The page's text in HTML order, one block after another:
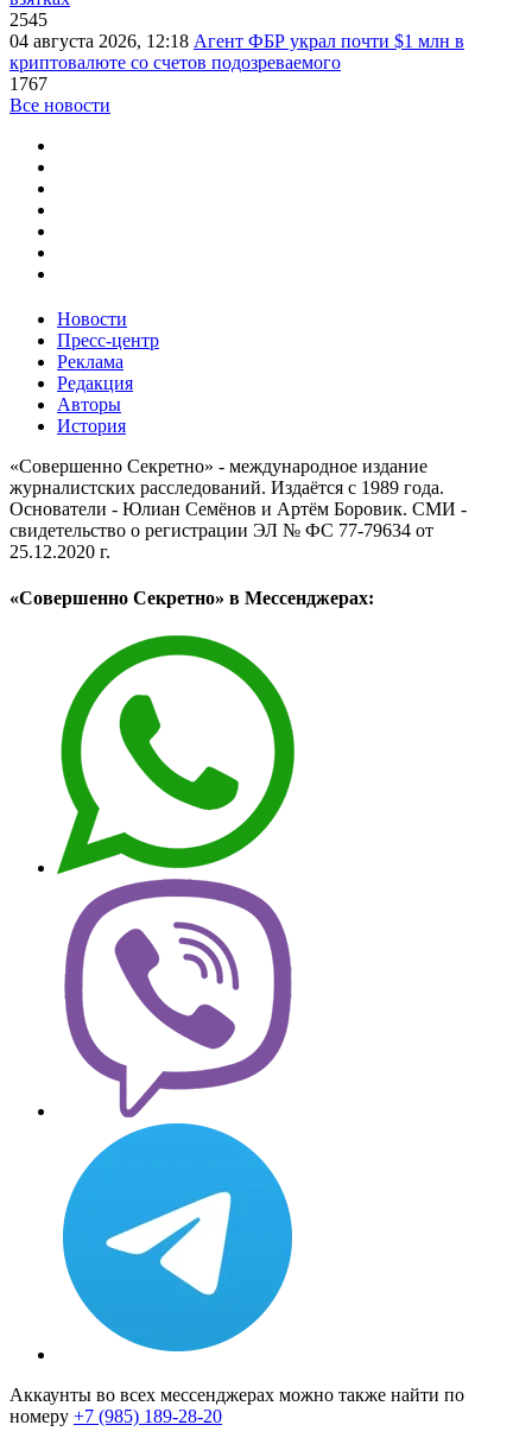
2545
04 августа 2026, 12:18 Агент ФБР украл почти $1 млн в
криптовалюте со счетов подозреваемого
1767
Все новости
Новости
Пресс-центр
Реклама
Редакция
Авторы
История
«Совершенно Секретно» - международное издание
журналистских расследований. Издаётся с 1989 года.
Основатели - Юлиан Семёнов и Артём Боровик. CМИ -
свидетельство о регистрации ЭЛ № ФС 77-79634 от
25.12.2020 г.
«Совершенно Секретно» в Мессенджерах:
Аккаунты во всех мессенджерах можно также найти по
номеру +7 (985) 189-28-20